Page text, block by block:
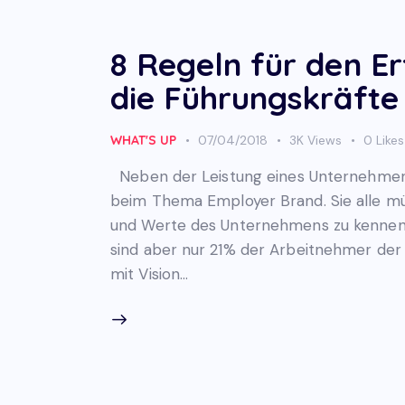
8 Regeln für den
die
WHAT'S UP 07/04/2018 3K Views 0 Likes
Neben der Leistung eines
beim Thema Employer Brand. Sie alle
und Werte des Unternehmens zu
sind aber nur 21% der Arbeitnehmer
mit Vision…